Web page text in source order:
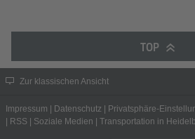
TOP
Zur klassischen Ansicht
Impressum | Datenschutz | Privatsphäre-
| RSS | Soziale Medien | Transportation in